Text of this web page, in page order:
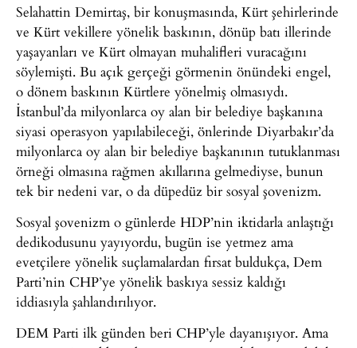
Selahattin Demirtaş, bir konuşmasında, Kürt şehirlerinde
ve Kürt vekillere yönelik baskının, dönüp batı illerinde
yaşayanları ve Kürt olmayan muhalifleri vuracağını
söylemişti. Bu açık gerçeği görmenin önündeki engel,
o dönem baskının Kürtlere yönelmiş olmasıydı.
İstanbul’da milyonlarca oy alan bir belediye başkanına
siyasi operasyon yapılabileceği, önlerinde Diyarbakır’da
milyonlarca oy alan bir belediye başkanının tutuklanması
örneği olmasına rağmen akıllarına gelmediyse, bunun
tek bir nedeni var, o da düpedüz bir sosyal şovenizm.
Sosyal şovenizm o günlerde HDP’nin iktidarla anlaştığı
dedikodusunu yayıyordu, bugün ise yetmez ama
evetçilere yönelik suçlamalardan fırsat buldukça, Dem
Parti’nin CHP’ye yönelik baskıya sessiz kaldığı
iddiasıyla şahlandırılıyor.
DEM Parti ilk günden beri CHP’yle dayanışıyor. Ama